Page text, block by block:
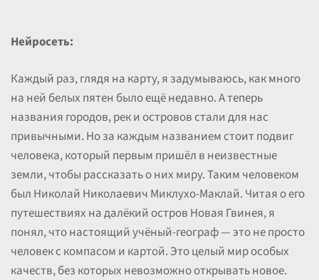
Нейросеть:
Каждый раз, глядя на карту, я задумываюсь, как много
на ней белых пятен было ещё недавно. А теперь
названия городов, рек и островов стали для нас
привычными. Но за каждым названием стоит подвиг
человека, который первым пришёл в неизвестные
земли, чтобы рассказать о них миру. Таким человеком
был Николай Николаевич Миклухо-Маклай. Читая о его
путешествиях на далёкий остров Новая Гвинея, я
понял, что настоящий учёный-географ — это не просто
человек с компасом и картой. Это целый мир особых
качеств, без которых невозможно открывать новое.